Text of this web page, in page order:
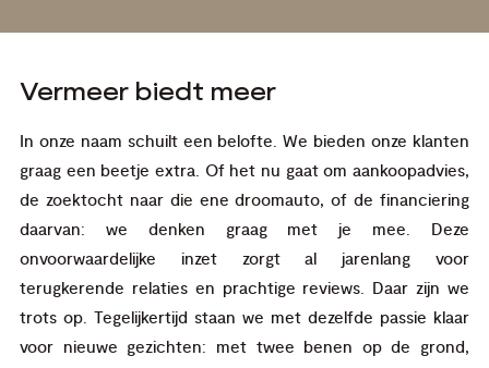
Vermeer biedt meer
In onze naam schuilt een belofte. We bieden onze klanten
graag een beetje extra. Of het nu gaat om aankoopadvies,
de zoektocht naar die ene droomauto, of de financiering
daarvan: we denken graag met je mee. Deze
onvoorwaardelijke inzet zorgt al jarenlang voor
terugkerende relaties en prachtige reviews. Daar zijn we
trots op. Tegelijkertijd staan we met dezelfde passie klaar
voor nieuwe gezichten: met twee benen op de grond,